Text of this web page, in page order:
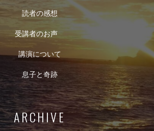
読者の感想
受講者のお声
講演について
息子と奇跡
ARCHIVE